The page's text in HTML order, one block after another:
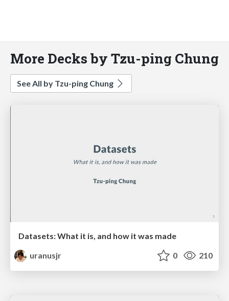
More Decks by Tzu-ping Chung
See All by Tzu-ping Chung
Datasets: What it is, and how it was made
uranusjr
0 210